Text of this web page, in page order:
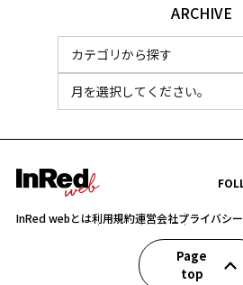
ARCHIVE
InRed webとは利用規約運営会社プライバシ
Page
top